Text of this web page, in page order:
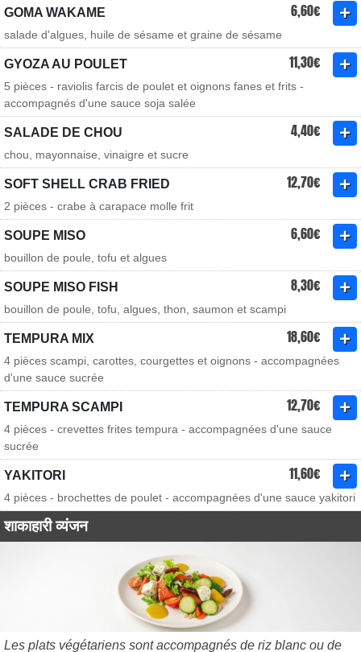
GOMA WAKAME 6,60€
salade d'algues, huile de sésame et graine de sésame
GYOZA AU POULET 11,30€
5 pièces - raviolis farcis de poulet et oignons fanes et frits -
accompagnés d'une sauce soja salée
SALADE DE CHOU 4,40€
chou, mayonnaise, vinaigre et sucre
SOFT SHELL CRAB FRIED 12,70€
2 pièces - crabe à carapace molle frit
SOUPE MISO 6,60€
bouillon de poule, tofu et algues
SOUPE MISO FISH 8,30€
bouillon de poule, tofu, algues, thon, saumon et scampi
TEMPURA MIX 18,60€
4 pièces scampi, carottes, courgettes et oignons - accompagnées
d'une sauce sucrée
TEMPURA SCAMPI 12,70€
4 pièces - crevettes frites tempura - accompagnées d'une sauce
sucrée
YAKITORI 11,60€
4 pièces - brochettes de poulet - accompagnées d'une sauce yakitori
शाकाहारी व्यंजन
Les plats végétariens sont accompagnés de riz blanc ou de